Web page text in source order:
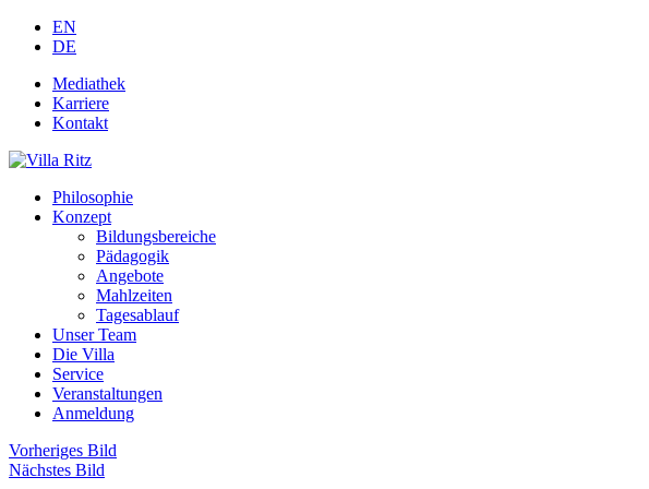
EN
DE
Mediathek
Karriere
Kontakt
Philosophie
Konzept
Bildungsbereiche
Pädagogik
Angebote
Mahlzeiten
Tagesablauf
Unser Team
Die Villa
Service
Veranstaltungen
Anmeldung
Vorheriges Bild
Nächstes Bild